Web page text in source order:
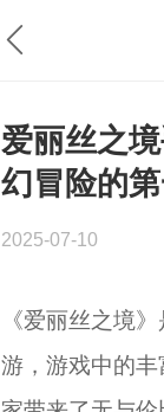
爱丽丝之
幻冒险的
2025-07-10
《爱丽丝之境
游，游戏中的